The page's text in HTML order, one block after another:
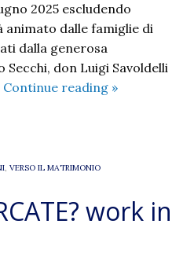
2025 escludendo
dalle famiglie di
dalla generosa
don Luigi Savoldelli
Continue reading Alle
Spirituale
2024
»
, VERSO IL MATRIMONIO
work in